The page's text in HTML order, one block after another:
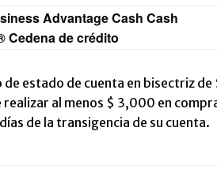
Advantage Cash Cash
Cedena de crédito
estado de cuenta en bisectriz de
al menos $ 3,000 en
de la transigencia de su cuenta.